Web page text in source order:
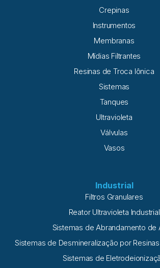
Crepinas
Instrumentos
Membranas
Mídias Filtrantes
Resinas de Troca Iônica
Sistemas
Tanques
Ultravioleta
Válvulas
Vasos
Industrial
Filtros Granulares
Reator Ultravioleta Industrial
Sistemas de Abrandamento de
Sistemas de Desmineralização por
Sistemas de